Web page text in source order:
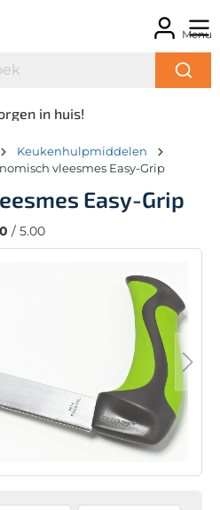
Menu
in huis!
Keukenhulpmiddelen
vleesmes Easy-Grip
Easy-Grip
/ 5.00